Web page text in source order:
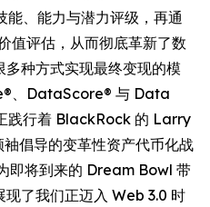
、能力与潜力评级，再通
评估，从而彻底革新了数
种方式实现最终变现的模
、DataScore® 与 Data
践行着 BlackRock 的 Larry
倡导的变革性资产代币化战
即将到来的 Dream Bowl 带
了我们正迈入 Web 3.0 时